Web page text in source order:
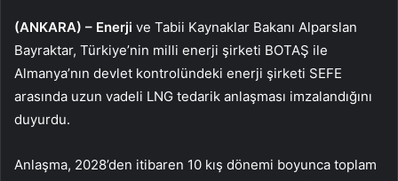
(ANKARA) – Enerji ve Tabii Kaynaklar Bakanı Alparslan
Bayraktar, Türkiye’nin milli enerji şirketi BOTAŞ ile
Almanya’nın devlet kontrolündeki enerji şirketi SEFE
arasında uzun vadeli LNG tedarik anlaşması imzalandığını
duyurdu.
Anlaşma, 2028’den itibaren 10 kış dönemi boyunca toplam